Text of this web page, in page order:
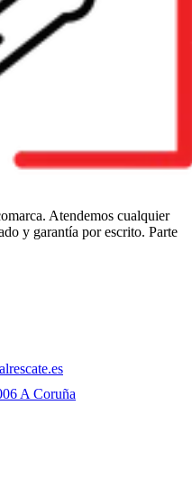
Atendemos cualquier
y garantía por escrito. Parte
A Coruña